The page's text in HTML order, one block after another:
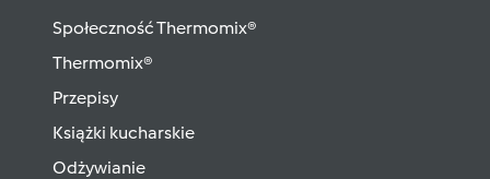
Społeczność Thermomix®
Thermomix®
Przepisy
Książki kucharskie
Odżywianie